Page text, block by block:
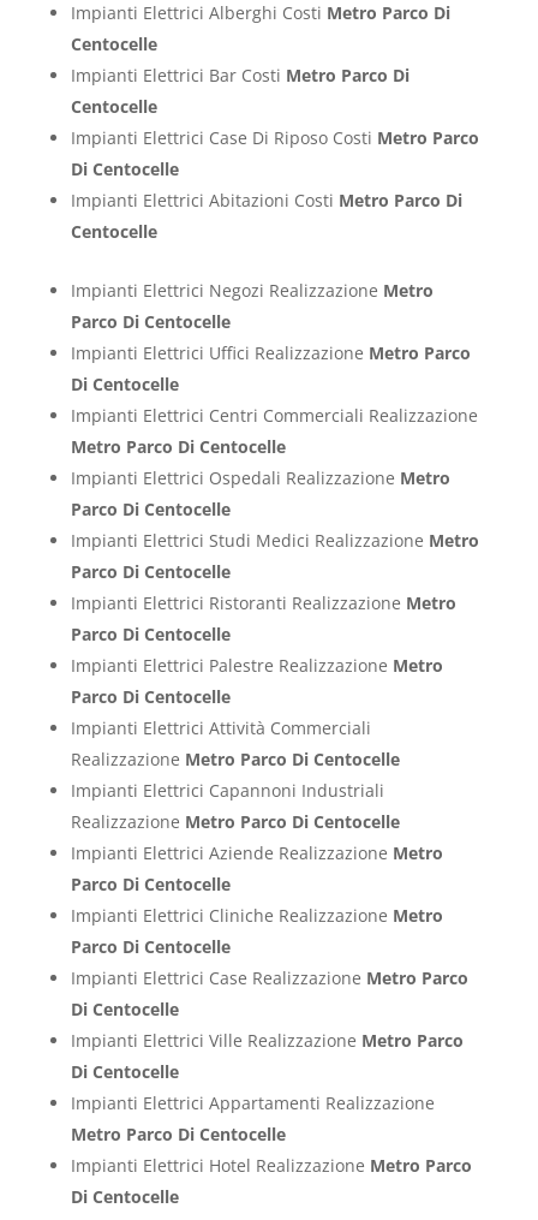
Impianti Elettrici Alberghi Costi Metro Parco Di
Centocelle
Impianti Elettrici Bar Costi Metro Parco Di
Centocelle
Impianti Elettrici Case Di Riposo Costi Metro Parco
Di Centocelle
Impianti Elettrici Abitazioni Costi Metro Parco Di
Centocelle
Impianti Elettrici Negozi Realizzazione Metro
Parco Di Centocelle
Impianti Elettrici Uffici Realizzazione Metro Parco
Di Centocelle
Impianti Elettrici Centri Commerciali Realizzazione
Metro Parco Di Centocelle
Impianti Elettrici Ospedali Realizzazione Metro
Parco Di Centocelle
Impianti Elettrici Studi Medici Realizzazione Metro
Parco Di Centocelle
Impianti Elettrici Ristoranti Realizzazione Metro
Parco Di Centocelle
Impianti Elettrici Palestre Realizzazione Metro
Parco Di Centocelle
Impianti Elettrici Attività Commerciali
Realizzazione Metro Parco Di Centocelle
Impianti Elettrici Capannoni Industriali
Realizzazione Metro Parco Di Centocelle
Impianti Elettrici Aziende Realizzazione Metro
Parco Di Centocelle
Impianti Elettrici Cliniche Realizzazione Metro
Parco Di Centocelle
Impianti Elettrici Case Realizzazione Metro Parco
Di Centocelle
Impianti Elettrici Ville Realizzazione Metro Parco
Di Centocelle
Impianti Elettrici Appartamenti Realizzazione
Metro Parco Di Centocelle
Impianti Elettrici Hotel Realizzazione Metro Parco
Di Centocelle